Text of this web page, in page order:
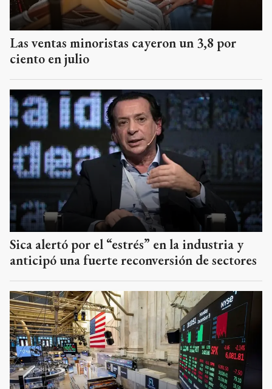
Las ventas minoristas cayeron un 3,8 por
ciento en julio
Sica alertó por el “estrés” en la industria y
anticipó una fuerte reconversión de sectores